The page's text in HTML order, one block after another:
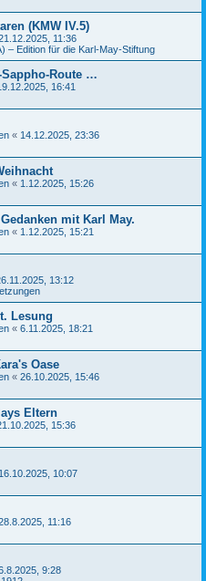
(KMW IV.5)
11:36
– Edition für die Karl-May-Stiftung
Sappho-Route …
16:41
« 14.12.2025, 23:36
« 1.12.2025, 15:26
mit Karl May.
« 1.12.2025, 15:21
13:12
Lesung
« 6.11.2025, 18:21
Oase
« 26.10.2025, 15:46
Eltern
15:36
16.10.2025, 10:07
11:16
9:28